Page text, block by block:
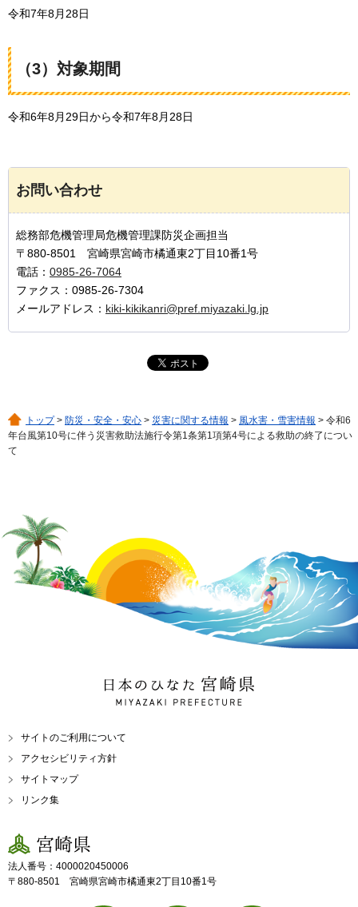
令和7年8月28日
（3）対象期間
令和6年8月29日から令和7年8月28日
お問い合わせ
総務部危機管理局危機管理課防災企画担当
〒880-8501 宮崎県宮崎市橘通東2丁目10番1号
電話： 0985-26-7064
ファクス：0985-26-7304
メールアドレス： kiki-kikikanri@pref.miyazaki.lg.jp
トップ> 防災・安全・安心 > 災害に関する情報 > 風水害・雪害情報 > 令和6
年台風第10号に伴う災害救助法施行令第1条第1項第4号による救助の終了につい
て
日本のひなた 宮崎県
MIYAZAKI PREFECTURE
サイトのご利用について
アクセシビリティ方針
サイトマップ
リンク集
宮崎県
法人番号：4000020450006
〒880-8501 宮崎県宮崎市橘通東2丁目10番1号